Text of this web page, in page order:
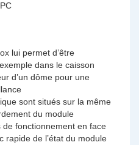
lui permet d’être
dans le caisson
d’un dôme pour une
sont situés sur la même
du module
fonctionnement en face
rapide de l’état du module